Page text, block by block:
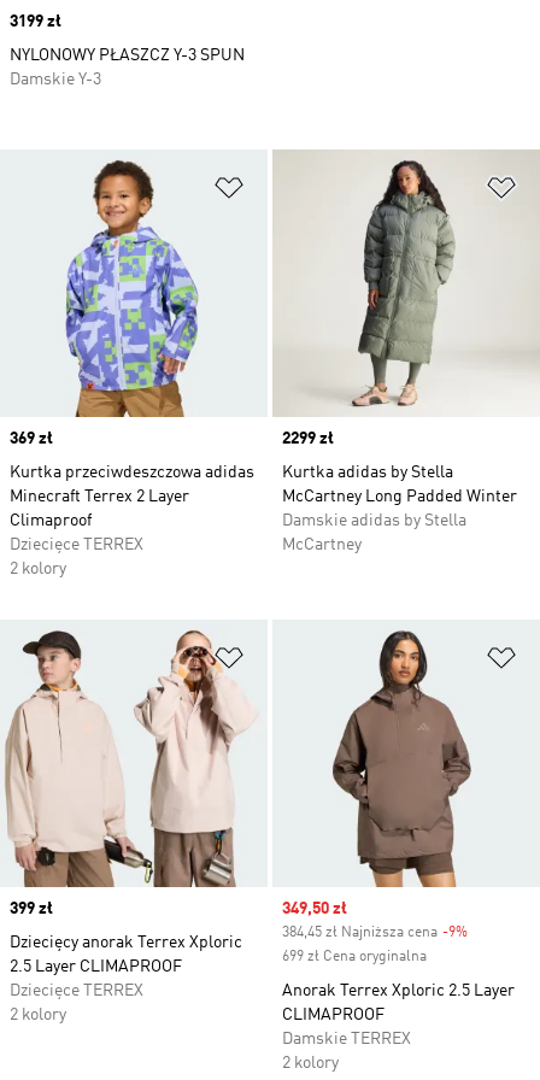
Dodaj do listy życzeń
Price
369 zł
Kurtka przeciwdeszczowa adidas
Minecraft Terrex 2 Layer
Climaproof
Dziecięce TERREX
2 kolory
Price
2299 zł
Kurtka adidas by Stella
McCartney Long Padded Winter
Damskie adidas by Stella
McCartney
Dodaj do listy życzeń
Price
399 zł
Dziecięcy anorak Terrex Xploric
2.5 Layer CLIMAPROOF
Dziecięce TERREX
2 kolory
Sale price
349,50 zł
384,45 zł Najniższa cena -9%
699 zł Cena oryginalna
Anorak Terrex Xploric 2.5 Layer
CLIMAPROOF
Damskie TERREX
2 kolory
Price
3199 zł
NYLONOWY PŁASZCZ Y-3 SPUN
Damskie Y-3